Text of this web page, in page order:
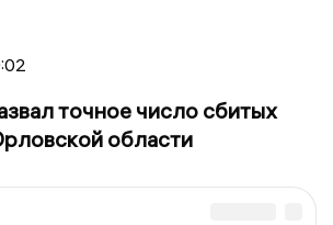
точное число сбитых
области